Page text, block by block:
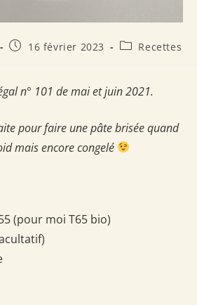
Publication
16 février 2023
PostRecettes
n° 101 de mai et juin 2021.
pour faire une pâte brisée quand
mais encore congelé
tarte :
(pour moi T65 bio)